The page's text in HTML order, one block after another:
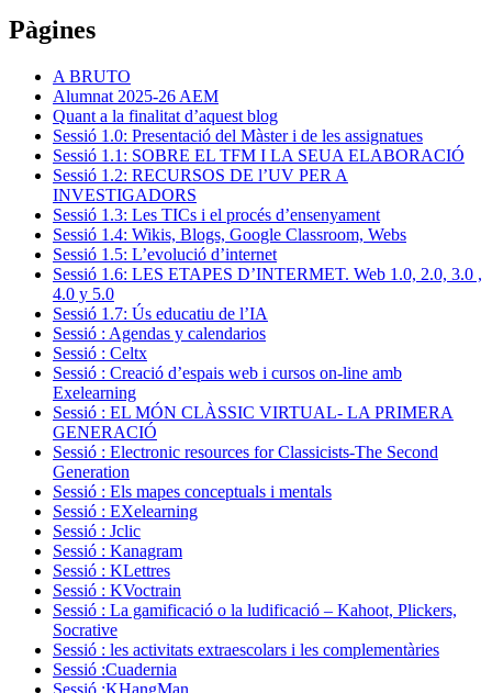
Pàgines
A BRUTO
Alumnat 2025-26 AEM
Quant a la finalitat d’aquest blog
Sessió 1.0: Presentació del Màster i de les assignatues
Sessió 1.1: SOBRE EL TFM I LA SEUA ELABORACIÓ
Sessió 1.2: RECURSOS DE l’UV PER A
INVESTIGADORS
Sessió 1.3: Les TICs i el procés d’ensenyament
Sessió 1.4: Wikis, Blogs, Google Classroom, Webs
Sessió 1.5: L’evolució d’internet
Sessió 1.6: LES ETAPES D’INTERMET. Web 1.0, 2.0, 3.0 ,
4.0 y 5.0
Sessió 1.7: Ús educatiu de l’IA
Sessió : Agendas y calendarios
Sessió : Celtx
Sessió : Creació d’espais web i cursos on-line amb
Exelearning
Sessió : EL MÓN CLÀSSIC VIRTUAL- LA PRIMERA
GENERACIÓ
Sessió : Electronic resources for Classicists-The Second
Generation
Sessió : Els mapes conceptuals i mentals
Sessió : EXelearning
Sessió : Jclic
Sessió : Kanagram
Sessió : KLettres
Sessió : KVoctrain
Sessió : La gamificació o la ludificació – Kahoot, Plickers,
Socrative
Sessió : les activitats extraescolars i les complementàries
Sessió :Cuadernia
Sessió :KHangMan